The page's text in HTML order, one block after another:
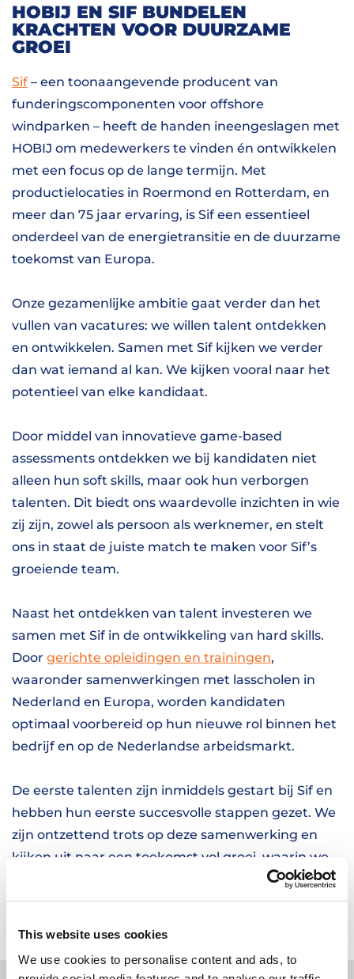
This website uses cookies
We use cookies to personalise content and ads, to
HOBIJ EN SIF BUNDELEN
KRACHTEN VOOR DUURZAME
GROEI
Sif – een toonaangevende producent van
funderingscomponenten voor offshore
windparken – heeft de handen ineengeslagen met
HOBIJ om medewerkers te vinden én ontwikkelen
met een focus op de lange termijn. Met
productielocaties in Roermond en Rotterdam, en
meer dan 75 jaar ervaring, is Sif een essentieel
onderdeel van de energietransitie en de duurzame
toekomst van Europa.
Onze gezamenlijke ambitie gaat verder dan het
vullen van vacatures: we willen talent ontdekken
en ontwikkelen. Samen met Sif kijken we verder
dan wat iemand al kan. We kijken vooral naar het
potentieel van elke kandidaat.
Door middel van innovatieve game-based
assessments ontdekken we bij kandidaten niet
alleen hun soft skills, maar ook hun verborgen
talenten. Dit biedt ons waardevolle inzichten in wie
zij zijn, zowel als persoon als werknemer, en stelt
ons in staat de juiste match te maken voor Sif’s
groeiende team.
Naast het ontdekken van talent investeren we
samen met Sif in de ontwikkeling van hard skills.
Door gerichte opleidingen en trainingen,
waaronder samenwerkingen met lasscholen in
Nederland en Europa, worden kandidaten
optimaal voorbereid op hun nieuwe rol binnen het
bedrijf en op de Nederlandse arbeidsmarkt.
De eerste talenten zijn inmiddels gestart bij Sif en
hebben hun eerste succesvolle stappen gezet. We
zijn ontzettend trots op deze samenwerking en
kijken uit naar een toekomst vol groei, waarin we
samen investeren in de ontwikkeling van mensen
en de duurzame toekomst van offshore energie.
GERELATEERDE